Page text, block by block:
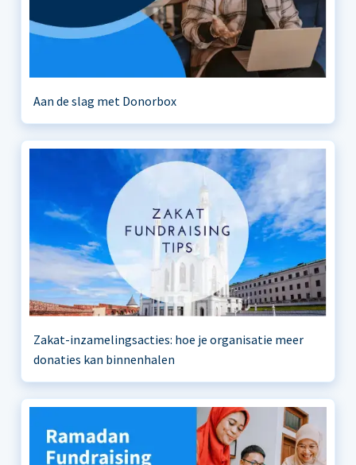
Aan de slag met Donorbox
Zakat-inzamelingsacties: hoe je organisatie meer
donaties kan binnenhalen